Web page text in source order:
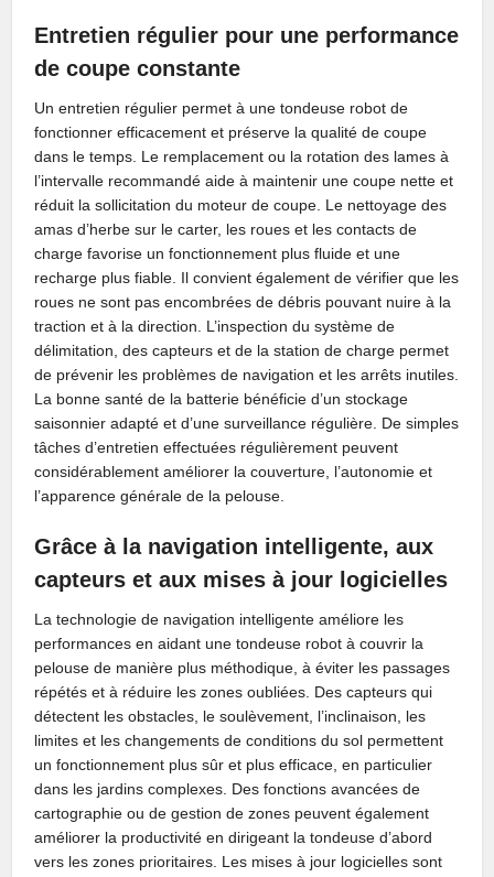
Entretien régulier pour une performance
de coupe constante
Un entretien régulier permet à une tondeuse robot de
fonctionner efficacement et préserve la qualité de coupe
dans le temps. Le remplacement ou la rotation des lames à
l’intervalle recommandé aide à maintenir une coupe nette et
réduit la sollicitation du moteur de coupe. Le nettoyage des
amas d’herbe sur le carter, les roues et les contacts de
charge favorise un fonctionnement plus fluide et une
recharge plus fiable. Il convient également de vérifier que les
roues ne sont pas encombrées de débris pouvant nuire à la
traction et à la direction. L’inspection du système de
délimitation, des capteurs et de la station de charge permet
de prévenir les problèmes de navigation et les arrêts inutiles.
La bonne santé de la batterie bénéficie d’un stockage
saisonnier adapté et d’une surveillance régulière. De simples
tâches d’entretien effectuées régulièrement peuvent
considérablement améliorer la couverture, l’autonomie et
l’apparence générale de la pelouse.
Grâce à la navigation intelligente, aux
capteurs et aux mises à jour logicielles
La technologie de navigation intelligente améliore les
performances en aidant une tondeuse robot à couvrir la
pelouse de manière plus méthodique, à éviter les passages
répétés et à réduire les zones oubliées. Des capteurs qui
détectent les obstacles, le soulèvement, l’inclinaison, les
limites et les changements de conditions du sol permettent
un fonctionnement plus sûr et plus efficace, en particulier
dans les jardins complexes. Des fonctions avancées de
cartographie ou de gestion de zones peuvent également
améliorer la productivité en dirigeant la tondeuse d’abord
vers les zones prioritaires. Les mises à jour logicielles sont